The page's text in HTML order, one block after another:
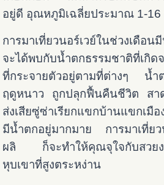
อยู่ดี อุณหภูมิเฉลี่ยประมาณ 1-16
การมาเที่ยวนอร์เวย์ในช่วงเดือ
จะได้พบกับน้ำตกธรรมชาติที่เกิด
ที่กระจายตัวอยู่ตามที่ต่างๆ น้ำ
ฤดูหนาว ถูกปลุกฟื้นคืนชีวิต สาด
ส่งเสียซู่ซ่าเรียกแขกบ้านแขกเมือ
มีน้ำตกอยู่มากมาย การมาเที่ยว
ผลิ ก็จะทำให้คุณจุใจกับสวยง
หุบเขาที่สูงตระหง่าน